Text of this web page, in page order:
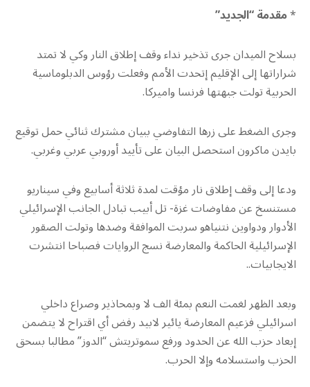
*مقدمة “الجديد”
بسلاح الميدان جرى تذخير نداء وقف إطلاق النار وكي لا تمتد
شراراتها إلى الإقليم إتحدت الأمم وفعلت رؤوس الدبلوماسية
الحربية تولت جبهتها فرنسا واميركا.
وجرى الضغط على زرها التفاوضي ببيان مشترك ثنائي حمل توقيع
بايدن ماكرون استحصل البيان على تأييد أوروبي عربي وغربي.
ودعا إلى وقف إطلاق نار مؤقت لمدة ثلاثة أسابيع وفي سيناريو
مستنسخ عن مفاوضات غزة- تل أبيب تبادل الجانب الإسرائيلي
الأدوار ودواوين نتنياهو سربت الموافقة وضدها وتولت الصقور
الإسرائيلية الحاكمة والمعارضة نسج الروايات فصباحا انتشرت
الايجابيات..
وبعد الظهر لغمت النعم بمئة الف لا وبمحاذير وصراع داخلي
اسرائيلي فزعيم المعارضة يائير لابيد رفض أي اقتراح لا يتضمن
إبعاد حزب الله عن الحدود ورفع سموتريتش “الدوز” مطالبا بسحق
الحزب واستسلامه وإلا الحرب.